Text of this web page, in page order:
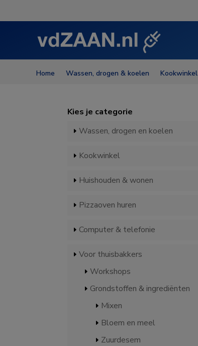
Home Wassen, drogen & koelen Kookwinkel
Kies je categorie
Wassen, drogen en koelen
Kookwinkel
Huishouden & wonen
Pizzaoven huren
Computer & telefonie
Voor thuisbakkers
Workshops
Grondstoffen & ingrediënten
Mixen
Bloem en meel
Zuurdesem